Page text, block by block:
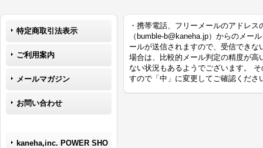
特定商取引法表示
ご利用案内
メールマガジン
お問い合わせ
kaneha,inc. POWER SHO
・携帯電話、フリーメールのアドレ
（bumble-b@kaneha.jp）からのメ
ールが送信されますので、受信でき
場合は、比較的メール判定の精度が
ない状況もあるようでございます。
すので「中」に変更してご確認くださ